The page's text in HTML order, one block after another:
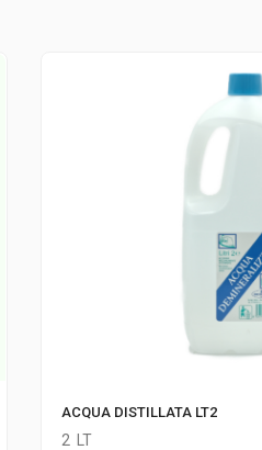
ACQUA DISTILLATA LT2
2 LT